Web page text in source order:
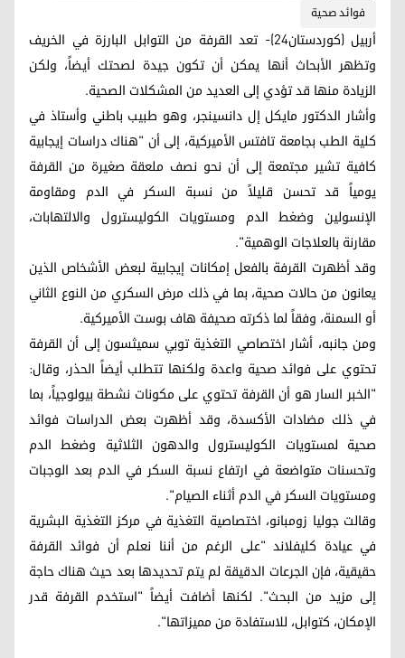
فوائد صحية
أربيل (كوردستان24)- تعد القرفة من التوابل البارزة في الخريف
وتظهر الأبحاث أنها يمكن أن تكون جيدة لصحتك أيضاً، ولكن
الزيادة منها قد تؤدي إلى العديد من المشكلات الصحية.
وأشار الدكتور مايكل إل دانسينجر، وهو طبيب باطني وأستاذ في
كلية الطب بجامعة تافتس الأميركية، إلى أن "هناك دراسات إيجابية
كافية تشير مجتمعة إلى أن نحو نصف ملعقة صغيرة من القرفة
يومياً قد تحسن قليلاً من نسبة السكر في الدم ومقاومة
الإنسولين وضغط الدم ومستويات الكوليسترول والالتهابات،
مقارنة بالعلاجات الوهمية".
وقد أظهرت القرفة بالفعل إمكانات إيجابية لبعض الأشخاص الذين
يعانون من حالات صحية، بما في ذلك مرض السكري من النوع الثاني
أو السمنة، وفقاً لما ذكرته صحيفة هاف بوست الأميركية.
ومن جانبه، أشار اختصاصي التغذية توبي سميثسون إلى أن القرفة
تحتوي على فوائد صحية واعدة ولكنها تتطلب أيضاً الحذر، وقال:
"الخبر السار هو أن القرفة تحتوي على مكونات نشطة بيولوجياً، بما
في ذلك مضادات الأكسدة، وقد أظهرت بعض الدراسات فوائد
صحية لمستويات الكوليسترول والدهون الثلاثية وضغط الدم
وتحسنات متواضعة في ارتفاع نسبة السكر في الدم بعد الوجبات
ومستويات السكر في الدم أثناء الصيام".
وقالت جوليا زومبانو، اختصاصية التغذية في مركز التغذية البشرية
في عيادة كليفلاند "على الرغم من أننا نعلم أن فوائد القرفة
حقيقية، فإن الجرعات الدقيقة لم يتم تحديدها بعد حيث هناك حاجة
إلى مزيد من البحث". لكنها أضافت أيضاً "استخدم القرفة قدر
الإمكان، كتوابل، للاستفادة من مميزاتها".